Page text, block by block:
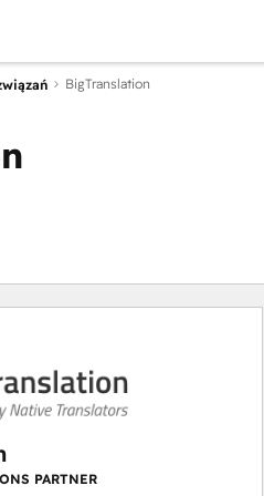
BigTranslation
PARTNER